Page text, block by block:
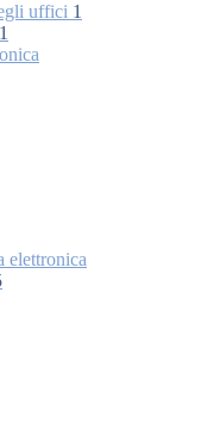
uffici 1
1
elettronica